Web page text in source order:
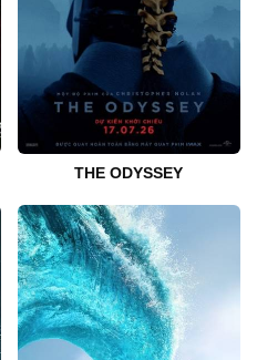
THE ODYSSEY